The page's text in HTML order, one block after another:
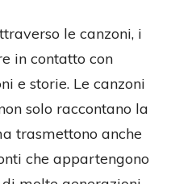
le canzoni, i
in contatto con
e storie. Le canzoni
solo raccontano la
trasmettono anche
che appartengono